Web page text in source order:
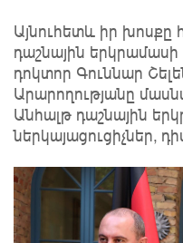
Այնուհետև իր խոսքը
դաշնային
դոկտոր Գուննար
Արարողությանը
Անհալթ դաշնային
ներկայացուցիչներ,